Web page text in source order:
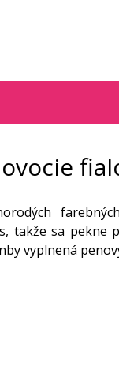
takže sa pekne
vyplnená